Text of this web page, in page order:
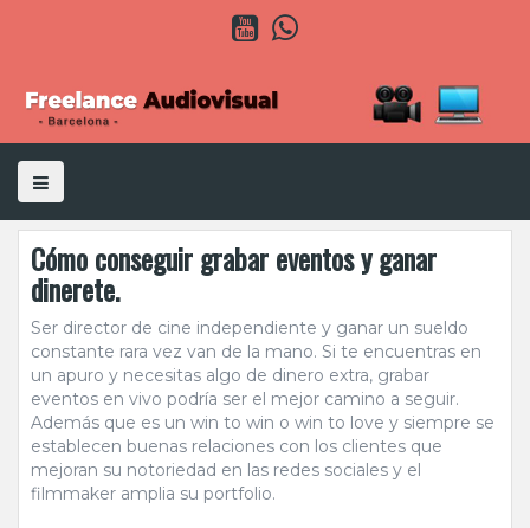
t
Y
o
b
Cómo conseguir grabar eventos y ganar
dinerete.
Ser director de cine independiente y ganar un sueldo
constante rara vez van de la mano. Si te encuentras en
un apuro y necesitas algo de dinero extra, grabar
eventos en vivo podría ser el mejor camino a seguir.
Además que es un win to win o win to love y siempre se
establecen buenas relaciones con los clientes que
mejoran su notoriedad en las redes sociales y el
filmmaker amplia su portfolio.